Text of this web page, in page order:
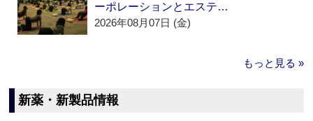
ーポレーションとエステ…
2026年08月07日 (金)
もっと見る »
新薬・新製品情報